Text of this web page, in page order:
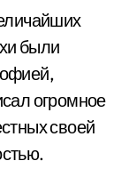
были
огромное
своей